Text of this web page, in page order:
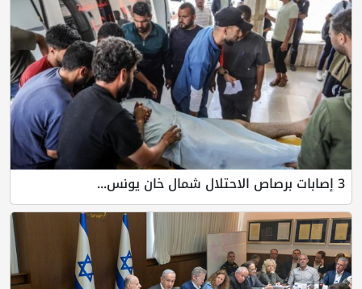
3 إصابات برصاص الاحتلال شمال خان يونس...